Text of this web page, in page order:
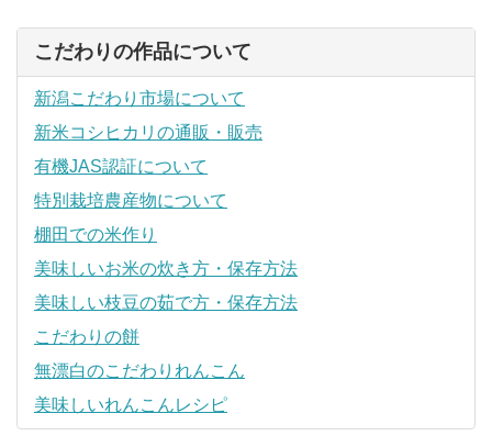
こだわりの作品について
新潟こだわり市場について
新米コシヒカリの通販・販売
有機JAS認証について
特別栽培農産物について
棚田での米作り
美味しいお米の炊き方・保存方法
美味しい枝豆の茹で方・保存方法
こだわりの餅
無漂白のこだわりれんこん
美味しいれんこんレシピ